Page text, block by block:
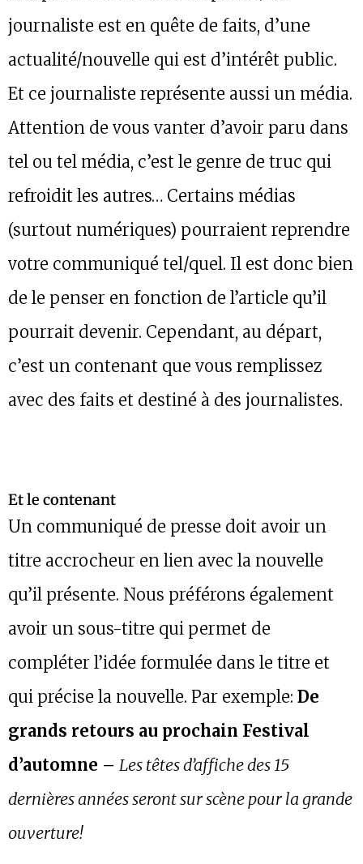
journaliste est en quête de faits, d’une
actualité/nouvelle qui est d’intérêt public.
Et ce journaliste représente aussi un média.
Attention de vous vanter d’avoir paru dans
tel ou tel média, c’est le genre de truc qui
refroidit les autres… Certains médias
(surtout numériques) pourraient reprendre
votre communiqué tel/quel. Il est donc bien
de le penser en fonction de l’article qu’il
pourrait devenir. Cependant, au départ,
c’est un contenant que vous remplissez
avec des faits et destiné à des journalistes.
Et le contenant
Un communiqué de presse doit avoir un
titre accrocheur en lien avec la nouvelle
qu’il présente. Nous préférons également
avoir un sous-titre qui permet de
compléter l’idée formulée dans le titre et
qui précise la nouvelle. Par exemple: De
grands retours au prochain Festival
d’automne – Les têtes d’affiche des 15
dernières années seront sur scène pour la grande
ouverture!